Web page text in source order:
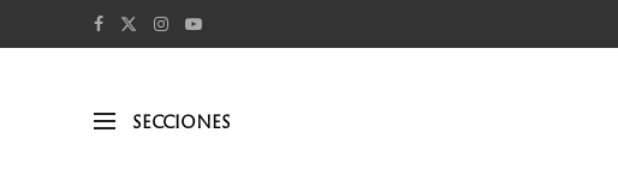
SECCIONES